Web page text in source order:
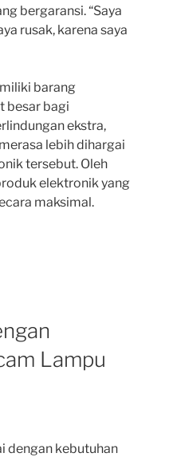
bergaransi. “Saya
rusak, karena saya
barang
besar bagi
ekstra,
lebih dihargai
tersebut. Oleh
elektronik yang
maksimal.
Lampu
dengan kebutuhan